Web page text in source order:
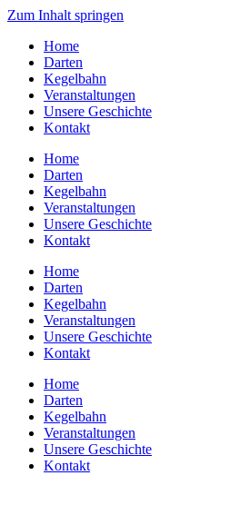
Zum Inhalt springen
Home
Darten
Kegelbahn
Veranstaltungen
Unsere Geschichte
Kontakt
Home
Darten
Kegelbahn
Veranstaltungen
Unsere Geschichte
Kontakt
Home
Darten
Kegelbahn
Veranstaltungen
Unsere Geschichte
Kontakt
Home
Darten
Kegelbahn
Veranstaltungen
Unsere Geschichte
Kontakt